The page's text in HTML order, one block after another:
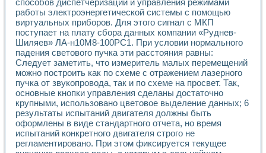
Промышленная автоматизация
Автоматизация технологических процессов получения
Использование систем технического зрения для контроля
Исследование электромагнитных переходных процессов
Применение LabVIEW при разработке обучающих
Разработка виртуальных тренажеров путем
Система блокировок, сигнализации и защиты ускорителя
Система сбора данных и управления процессом
Управление температурой газовой среды специальной
Разработка программного обеспечения с
Использование технологий NATIONAL INSTRUMENTS
Оборудование для промышленной термотрансферной
Автоматизация реометрических исследований на базе
способов диспетчеризации и управления режимами
работы электроэнергетической системы с помощью
виртуальных приборов. Для этого сигнал с МКП
поступает на плату сбора данных компании «Руднев-
Шиляев» ЛА-н10М8-100РС1. При условии нормального
падения светового пучка эти расстояния равны:
Следует заметить, что измеритель малых перемещений
можно построить как по схеме с отражением лазерного
пучка от звукопровода, так и по схеме на просвет. Так,
основные кнопки управления сделаны достаточно
крупными, использовано цветовое выделение данных; 6
результаты испытаний двигателя должны быть
оформлены в виде стандартного отчета, но время
испытаний конкретного двигателя строго не
регламентировано. При этом фиксируется текущее